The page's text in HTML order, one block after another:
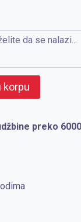
korpu
preko